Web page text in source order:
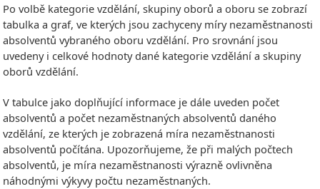
Po volbě kategorie vzdělání, skupiny oborů a oboru se zobrazí
tabulka a graf, ve kterých jsou zachyceny míry nezaměstnanosti
absolventů vybraného oboru vzdělání. Pro srovnání jsou
uvedeny i celkové hodnoty dané kategorie vzdělání a skupiny
oborů vzdělání.
V tabulce jako doplňující informace je dále uveden počet
absolventů a počet nezaměstnaných absolventů daného
vzdělání, ze kterých je zobrazená míra nezaměstnanosti
absolventů počítána. Upozorňujeme, že při malých počtech
absolventů, je míra nezaměstnanosti výrazně ovlivněna
náhodnými výkyvy počtu nezaměstnaných.